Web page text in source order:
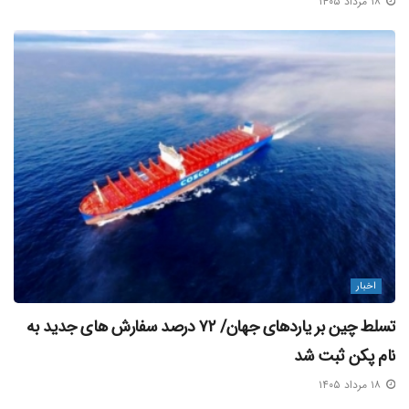
ناکامی پروژه های پیشینِ وزارت کار برای ساماندهی این وضعیت
تأکید کرد و افزود: «انجمن صنفی، مقابله با این واسطه ها و
کاریابی های غیر مجاز را یک مطالبه جدی و مهم از بخش های
مسئول در دولت و نهادهای ناظر دارد. و با واکاوی وبررسی دقیق
این معضل مخرب، راهکارهای عملی و موثر و قابل اجرا را به
دفعات ارائه نموده و با اینکه انجمن جایگاه اجرایی نداشته در
خلاء همیت مجری به دنبال تسریع و تسهیل در تحقق این مطالبه
عمومی بوده، جامعه دریایی باید بداند که فعالیت از طریق این
واسطه ها، بازی با جان و سرنوشتشان است.»
آسیب شناسی حقوقی: وقتی متولی مشخص
نیست
امیری، کارشناس حقوقی انجمن صنفی دریانوردان، در این نشست
اخبار
تسلط چین بر یاردهای جهان/ ۷۲ درصد سفارش‌ های جدید به
نام پکن ثبت شد